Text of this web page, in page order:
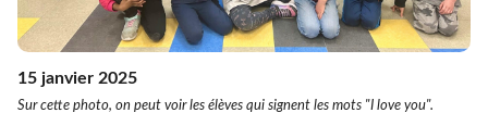
15 janvier 2025
Sur cette photo, on peut voir les élèves qui signent les mots "I love you".